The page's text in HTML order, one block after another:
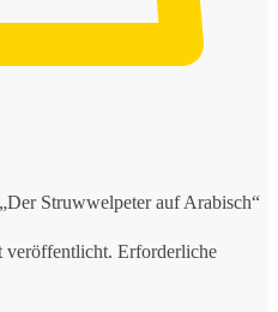
Struwwelpeter auf Arabisch“
veröffentlicht. Erforderliche